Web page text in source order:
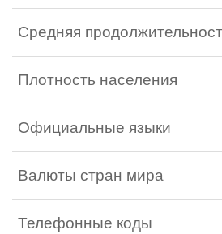
Средняя
Плотность населения
Официальные языки
Валюты стран мира
Телефонные коды